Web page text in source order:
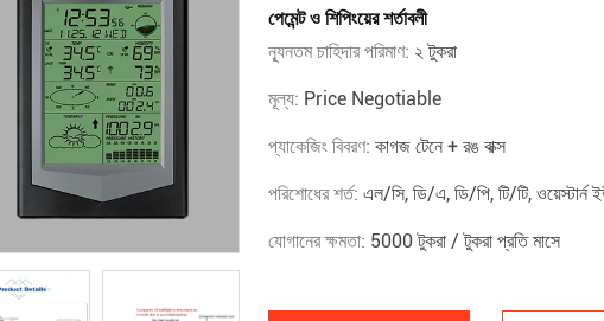
পেমেন্ট ও শিপিংয়ের শর্তাবলী
ন্যূনতম চাহিদার পরিমাণ: ২ টুকরা
মূল্য: Price Negotiable
প্যাকেজিং বিবরণ: কাগজ টেনে + রঙ বাক্স
পরিশোধের শর্ত: এল/সি, ডি/এ, ডি/পি, টি/টি, ওয়েস্টার্ন
যোগানের ক্ষমতা: 5000 টুকরা / টুকরা প্রতি মাসে